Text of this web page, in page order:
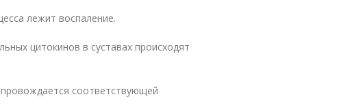
лежит воспаление.
цитокинов в суставах происходят
соответствующей